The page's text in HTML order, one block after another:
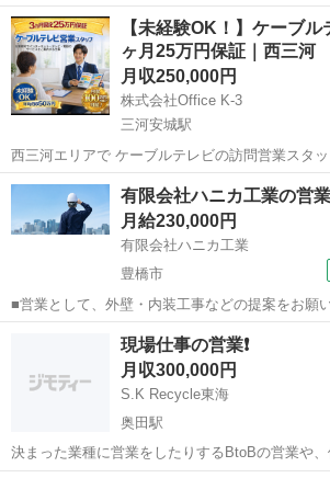
ています。 「営業は初めてだけど稼ぎたい」 そんな方が実際に結果を
出している仕事です。 月20件以上の契約を達成し、 月収100万円以上
を継続...
愛知 安城市 三河安城駅 代理店営業
【未経験OK！】ケーブ
ヶ月25万円保証｜西三河
月収250,000円
株式会社Office K-3
三河安城駅
西三河エリアで ケーブルテレビの訪問営業スタ
す。 月収100万円以上も可能な仕事です。 実際に月20件以上の契約を
達成し、 月収100万円以上を継続しているスタッ
す。 ...
愛知 安城市 三河安城駅 代理店営業
有限会社ハニカ工業の営業
月給230,000円
有限会社ハニカ工業
豊橋市
■営業として、外壁・内装工事などの提案をお願いします
には＞ ◆既存顧客へのルート営業および紹介による新規顧客開拓 ◆見
積書の作成や契約交渉 など ※業務に慣れるまで
サポートします！ ※人と...
豊橋市 代理店営業
現場仕事の営業❗️
月収300,000円
S.K Recycle東海
奥田駅
決まった業種に営業をしたりするBtoBの営業や